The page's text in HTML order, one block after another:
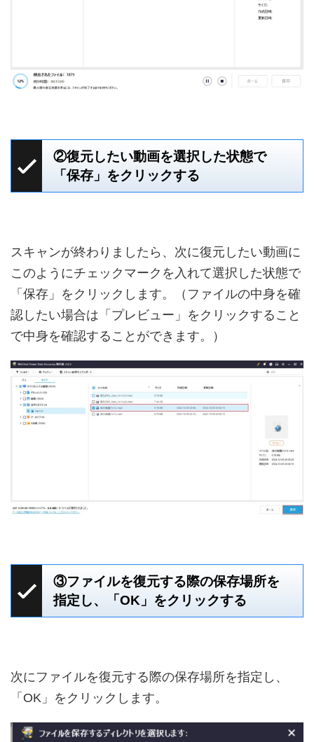
②復元したい動画を選択した状態で
「保存」をクリックする
スキャンが終わりましたら、次に復元したい動画に
このようにチェックマークを入れて選択した状態で
「保存」をクリックします。（ファイルの中身を確
認したい場合は「プレビュー」をクリックすること
で中身を確認することができます。）
③ファイルを復元する際の保存場所を
指定し、「OK」をクリックする
次にファイルを復元する際の保存場所を指定し、
「OK」をクリックします。